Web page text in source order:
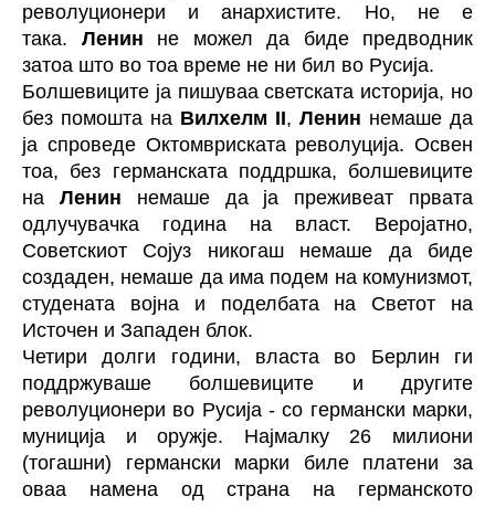
револуционери и анархистите. Но, не е
така.
Ленин
не можел да биде предводник
затоа што во тоа време не ни бил во Русија.
Болшевиците ја пишуваа светската историја, но
без помошта на Вилхелм II, Ленин немаше да
ја спроведе Октомвриската револуција. Освен
тоа, без германската поддршка, болшевиците
на
Ленин
немаше да ја преживеат првата
одлучувачка година на власт. Веројатно,
Советскиот Сојуз никогаш немаше да биде
создаден, немаше да има подем на комунизмот,
студената војна и поделбата на Светот на
Источен и Западен блок.
Четири долги години, власта во Берлин ги
поддржуваше болшевиците и другите
револуционери во Русија - со германски марки,
муниција и оружје. Најмалку 26 милиони
(тогашни) германски марки биле платени за
оваа намена од страна на германското